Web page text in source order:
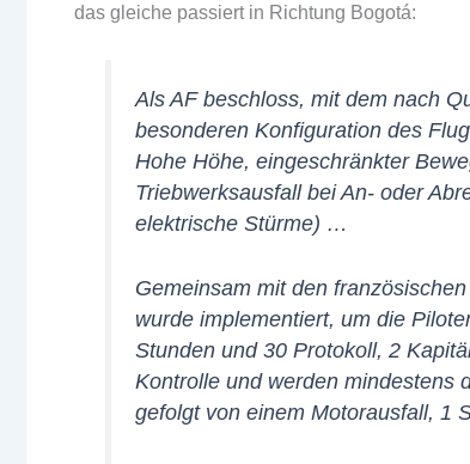
das gleiche passiert in Richtung Bogotá:
Als AF beschloss, mit dem nach
besonderen Konfiguration des
Hohe Höhe, eingeschränkter
Triebwerksausfall bei An- oder
elektrische Stürme) …
Gemeinsam mit den
wurde implementiert, um die
Stunden und 30 Protokoll, 2
Kontrolle und werden mindestens
gefolgt von einem Motorausfall, 1